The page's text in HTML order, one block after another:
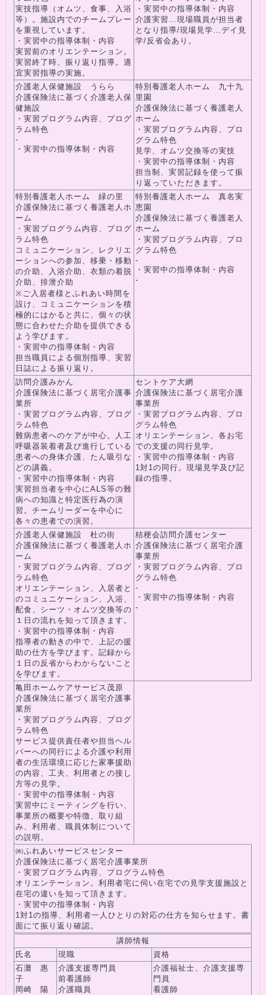
実技指導（オムツ、食事、入浴
等）。施設内でのチームプレー
を重視しています。
・実習中の指導体制・内容
実習前のオリエンテーション。
実習終了時、振り返り指導。適
宜実習指導の実施。
・実習中の指導体制・内容
介護実習…現場職員が担当者
となり指導/現場見学…デイ見
学/反省会あり。
介護老人保健施設 うらら
介護保険法に基づく介護老人保
健施設
・実習プログラム内容、プログ
ラム特色
-
・実習中の指導体制・内容
特別養護老人ホーム 九十九
里園
介護保険法に基づく養護老人
ホーム
・実習プログラム内容、プロ
グラム特色
見学、オムツ交換等の実技
・実習中の指導体制・内容
担当制、実習記録を使って振
り返っていただきます。
特別養護老人ホーム 緑の里
介護保険法に基づく養護老人ホ
ーム
・実習プログラム内容、プログ
ラム特色
コミュニケーション、レクリエ
ーションへの参加、移乗・移動
の介助、入浴介助、衣類の着脱
介助、排泄介助
※ご入居者様とふれあい時間を
設け、コミュニケーションを積
極的にはかると共に、個々の状
態に合わせた介助を提供できる
よう学びます。
・実習中の指導体制・内容
担当職員による個別指導、実習
日誌による振り返り。
特別養護老人ホーム 真名実
恵園
介護保険法に基づく養護老人
ホーム
・実習プログラム内容、プロ
グラム特色
-
・実習中の指導体制・内容
-
訪問介護みかん
介護保険法に基づく居宅介護事
業所
・実習プログラム内容、プログ
ラム特色
難病患者へのケアが中心。人工
呼吸器装着者及び進行している
患者への身体介護、たん吸引な
どの講義。
・実習中の指導体制・内容
実習担当者を中心にALS等の難
病への知識と特定医行為の演
習。チームリーダーを中心に
各々の患者での演習。
セントケア大網
介護保険法に基づく居宅介護
事業所
・実習プログラム内容、プロ
グラム特色
オリエンテーション、各お宅
での支援の同行見学。
・実習中の指導体制・内容
1対1の同行。現場見学及び記
録の指導。
介護老人保健施設 杜の街
介護保険法に基づく養護老人ホ
ーム
・実習プログラム内容、プログ
ラム特色
オリエンテーション、入居者と
のコミュニケーション、入浴、
配食、シーツ・オムツ交換等の
１日の流れを知って頂きます。
・実習中の指導体制・内容
指導者の動きの中で、上記の援
助の仕方を学びます。記録から
１日の反省からわからないこと
を学びます。
桔梗会訪問介護センター
介護保険法に基づく居宅介護
事業所
・実習プログラム内容、プロ
グラム特色
-
・実習中の指導体制・内容
-
亀田ホームケアサービス茂原
介護保険法に基づく居宅介護事
業所
・実習プログラム内容、プログ
ラム特色
サービス提供責任者や担当ヘル
パーへの同行による介護や利用
者の生活環境に応じた家事援助
の内容、工夫、利用者との接し
方等の見学。
・実習中の指導体制・内容
実習中にミーティングを行い、
事業所の概要や特徴、取り組
み、利用者、職員体制について
の説明。
㈱ふれあいサービスセンター
介護保険法に基づく居宅介護事業所
・実習プログラム内容、プログラム特色
オリエンテーション。利用者宅に伺い在宅での見学支援施設と
在宅の違いを知って頂きます。
・実習中の指導体制・内容
1対1の指導、利用者一人ひとりの対応の仕方を知らせます。書
面にて振り返り確認。
講師情報
氏名
現職
資格
石灘 惠
子
岡崎 陽
介護支援専門員
前看護師
介護職員
介護福祉士、介護支援専
門員
看護師